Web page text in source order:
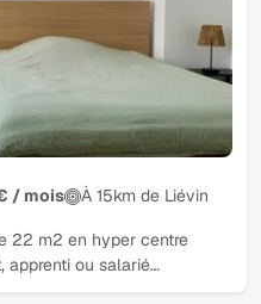
/ mois À 15km de Liévin
22 m2 en hyper centre
apprenti ou salarié…